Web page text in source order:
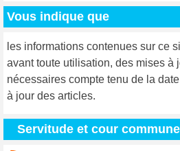
Vous indique que
les informations contenues sur ce
avant toute utilisation, des mises à
nécessaires compte tenu de la
à jour des articles.
Servitude et cour commune